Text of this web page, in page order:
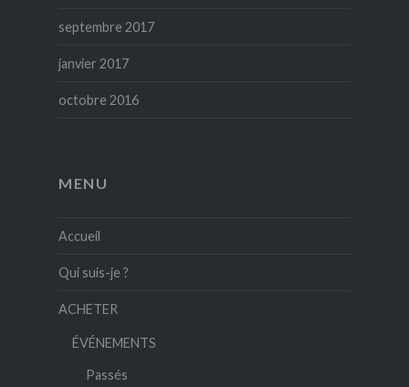
septembre 2017
janvier 2017
octobre 2016
MENU
Accueil
Qui suis-je ?
ACHETER
ÉVÉNEMENTS
Passés